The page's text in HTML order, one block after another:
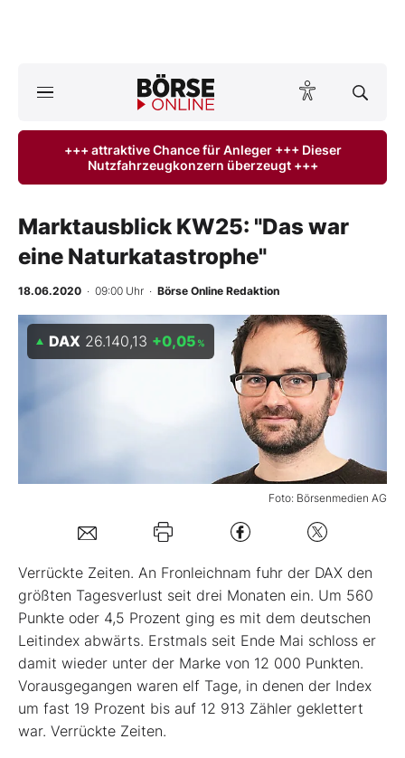
ktuelle Ausgabe BÖRSE ONLINE lesen
Anlageprodukte
Finanz-Check
BO-Musterdepots
Kontakt
+++ attraktive Chance für Anleger +++ Dieser
Nutzfahrzeugkonzern überzeugt +++
Marktausblick KW25: "Das war
eine Naturkatastrophe"
18.06.2020 · 09:00 Uhr · Börse Online Redaktion
Foto: Börsenmedien AG
DAX 26.140,13 +0,05 %
Verrückte Zeiten. An Fronleichnam fuhr der DAX den
größten Tagesverlust seit drei Monaten ein. Um 560
Punkte oder 4,5 Prozent ging es mit dem deutschen
Leitindex abwärts. Erstmals seit Ende Mai schloss er
damit wieder unter der Marke von 12 000 Punkten.
Vorausgegangen waren elf Tage, in denen der Index
um fast 19 Prozent bis auf 12 913 Zähler geklettert
war. Verrückte Zeiten.